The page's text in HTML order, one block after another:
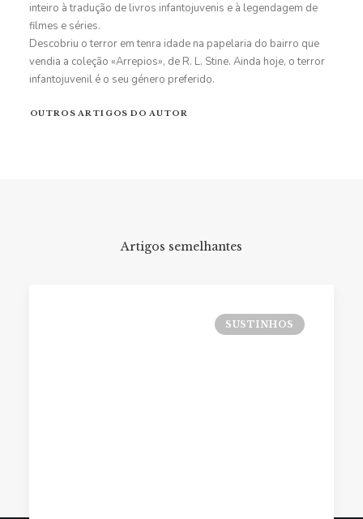
inteiro à tradução de livros infantojuvenis e à legendagem de
filmes e séries.
Descobriu o terror em tenra idade na papelaria do bairro que
vendia a coleção «Arrepios», de R. L. Stine. Ainda hoje, o terror
infantojuvenil é o seu género preferido.
OUTROS ARTIGOS DO AUTOR
Artigos semelhantes
SUSTINHOS